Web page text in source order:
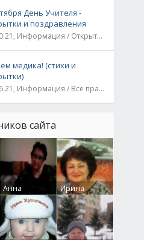
День Учителя -
и поздравления
04.10.21, Информация / Открытки / Все праздники
медика! (стихи и
19.06.21, Информация / Все праздники
сайта
Анна
Гумлевая0
Ирина
Бруцкая41